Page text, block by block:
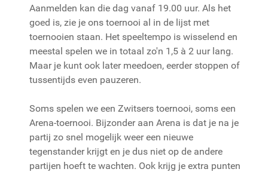
Aanmelden kan die dag vanaf 19.00 uur. Als het
goed is, zie je ons toernooi al in de lijst met
toernooien staan. Het speeltempo is wisselend en
meestal spelen we in totaal zo'n 1,5 à 2 uur lang.
Maar je kunt ook later meedoen, eerder stoppen of
tussentijds even pauzeren.
Soms spelen we een Zwitsers toernooi, soms een
Arena-toernooi. Bijzonder aan Arena is dat je na je
partij zo snel mogelijk weer een nieuwe
tegenstander krijgt en je dus niet op de andere
partijen hoeft te wachten. Ook krijg je extra punten